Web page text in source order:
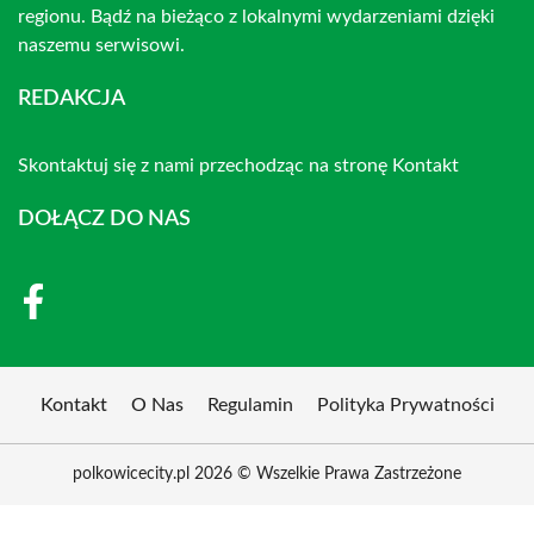
regionu. Bądź na bieżąco z lokalnymi wydarzeniami dzięki
naszemu serwisowi.
REDAKCJA
Skontaktuj się z nami przechodząc na stronę Kontakt
DOŁĄCZ DO NAS
Kontakt O Nas Regulamin Polityka Prywatności
polkowicecity.pl 2026 © Wszelkie Prawa Zastrzeżone